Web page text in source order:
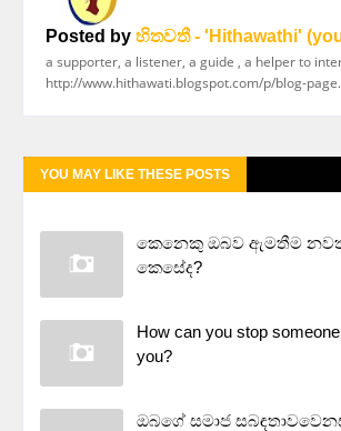
Posted by හිතවතී - 'Hithawathi'
a supporter, a listener, a guide , a helper to
http://www.hithawati.blogspot.com/p/blog-
YOU MAY LIKE THESE POSTS
කෙනෙකු ඔබව ඇමතීම
කෙසේද?
How can you stop
you?
ඔබගේ සමාජ